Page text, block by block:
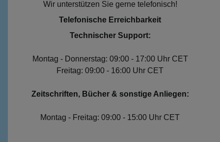
Wir unterstützen Sie gerne telefonisch!
Telefonische Erreichbarkeit
Technischer Support:
Montag - Donnerstag: 09:00 - 17:00 Uhr CET
Freitag: 09:00 - 16:00 Uhr CET
Zeitschriften, Bücher & sonstige Anliegen:
Montag - Freitag: 09:00 - 15:00 Uhr CET